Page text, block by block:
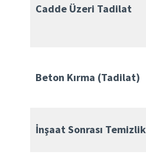
Cadde Üzeri Tadilat
Beton Kırma (Tadilat)
İnşaat Sonrası Temizlik